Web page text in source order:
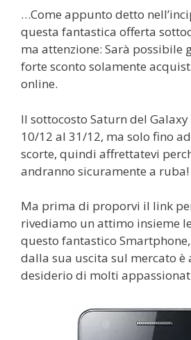
…Come appunto detto
questa fantastica offerta
ma attenzione: Sarà possibile
forte sconto solamente
online.
Il sottocosto Saturn del
10/12 al 31/12, ma solo fino
scorte, quindi affrettatevi
andranno sicuramente a ruba!
Ma prima di proporvi il link
rivediamo un attimo insieme
questo fantastico
dalla sua uscita sul mercato è
desiderio di molti